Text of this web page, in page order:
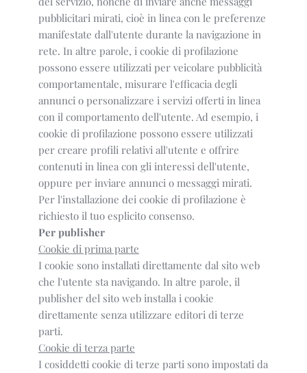
pubblicitari mirati, cioè in linea con le preferenze
manifestate dall'utente durante la navigazione in
rete. In altre parole, i cookie di profilazione
possono essere utilizzati per veicolare pubblicità
comportamentale, misurare l'efficacia degli
annunci o personalizzare i servizi offerti in linea
con il comportamento dell'utente. Ad esempio, i
cookie di profilazione possono essere utilizzati
per creare profili relativi all'utente e offrire
contenuti in linea con gli interessi dell'utente,
oppure per inviare annunci o messaggi mirati.
Per l'installazione dei cookie di profilazione è
richiesto il tuo esplicito consenso.
Per publisher
Cookie di prima parte
I cookie sono installati direttamente dal sito web
che l'utente sta navigando. In altre parole, il
publisher del sito web installa i cookie
direttamente senza utilizzare editori di terze
parti.
Cookie di terza parte
I cosiddetti cookie di terze parti sono impostati da